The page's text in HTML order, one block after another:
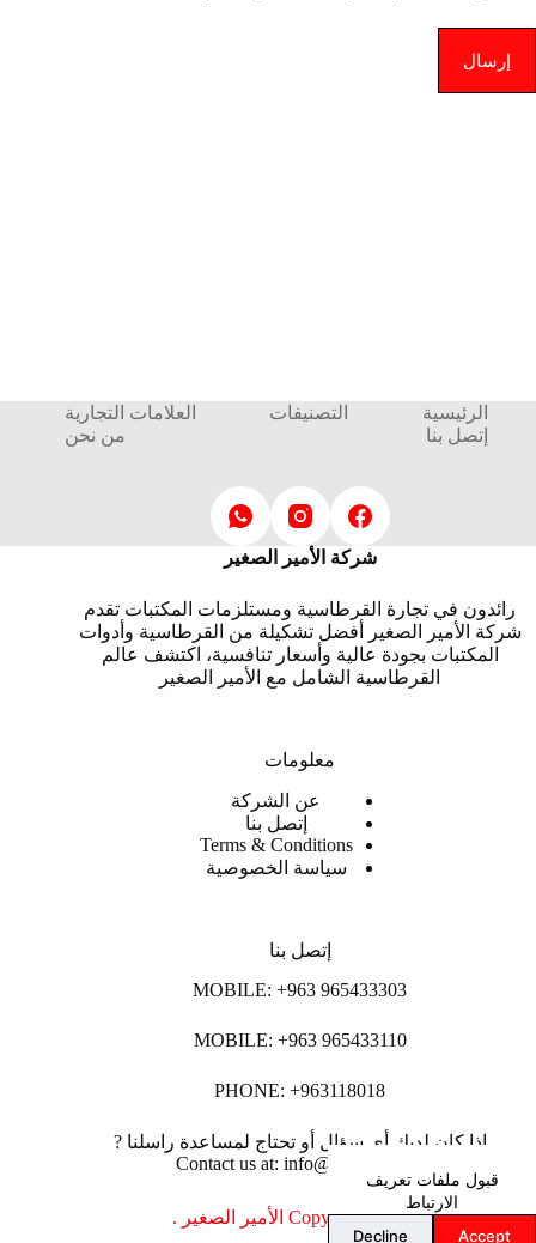
قبول ملفات تعريف
الارتباط
Accept
Decline
إرسال
الرئيسية التصنيفات
العلامات التجارية
إتصل بنا
من نحن
شركة الأمير الصغير
رائدون في تجارة القرطاسية ومستلزمات المكتبات تقدم
شركة الأمير الصغير أفضل تشكيلة من القرطاسية وأدوات
المكتبات بجودة عالية وأسعار تنافسية، اكتشف عالم
القرطاسية الشامل مع الأمير الصغير
معلومات
عن الشركة
إتصل بنا
Terms & Conditions
سياسة الخصوصية
إتصل بنا
MOBILE: +963 965433303
MOBILE: +963 965433110
PHONE: +963118018
اذا كان لديك أي سؤال أو تحتاج لمساعدة راسلنا ?
Contact us at: info@lpco-llc.com
Copyright © 2026 الأمير الصغير .